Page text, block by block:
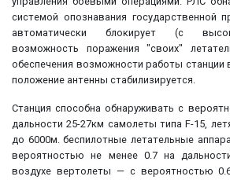
системой опознавания государственной
автоматически блокирует (с
возможность поражения "своих"
обеспечения возможности работы
положение антенны стабилизируется.
Станция способна обнаруживать с
дальности 25-27км самолеты типа F-15,
до 6000м. беспилотные летательные
вероятностью не менее 0.7 на
воздухе вертолеты — с вероятностью